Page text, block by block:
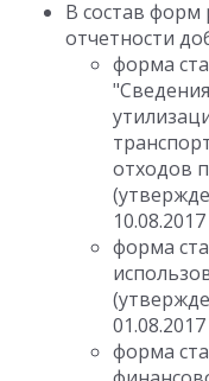
В состав форм
отчетности
форма
отходов
форма
форма